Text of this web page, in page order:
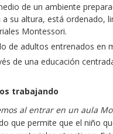
de un ambiente
a su altura, está ordenado,
Montessori.
de adultos entrenados en
de una educación
trabajando
al entrar en un aula
que permite que el niño